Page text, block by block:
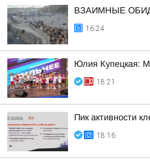
ВЗАИМНЫЕ
16:24
Юлия Купецкая:
18:21
Пик активности
18:16